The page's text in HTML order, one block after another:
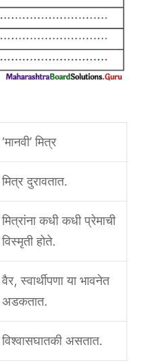
‘मानवी’ मित्र
मित्र दुरावतात.
मित्रांना कधी कधी प्रेमाची
विस्मृती होते.
वैर, स्वार्थीपणा या भावनेत
अडकतात.
विश्वासघातकी असतात.